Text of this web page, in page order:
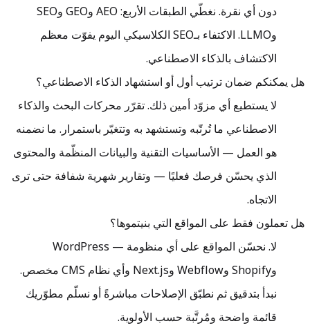
دون أي نقرة. نغطّي الطبقات الأربع: AEO وGEO وSEO
وLLMO. الاكتفاء بـSEO الكلاسيكي اليوم يفوّت معظم
الاكتشاف بالذكاء الاصطناعي.
هل يمكنكم ضمان ترتيب أول أو استشهاد الذكاء الاصطناعي؟
لا يستطيع أي مزوّد أمين ذلك. تقرّر محركات البحث والذكاء
الاصطناعي ما تُرتّبه وتستشهد به وتتغيّر باستمرار. ما نضمنه
هو العمل — الأساسيات التقنية والبيانات المنظّمة والمحتوى
الذي يحسّن فرصك فعليًا — وتقارير شهرية شفافة حتى ترى
الاتجاه.
هل تعملون فقط على المواقع التي بنيتموها؟
لا. نحسّن المواقع على أي منظومة — WordPress
وShopify وWebflow وNext.js وأي نظام CMS مخصص.
نبدأ بتدقيق ثم نطبّق الإصلاحات مباشرةً أو نسلّم مطوّريك
قائمة واضحة ومُرتَّبة حسب الأولوية.